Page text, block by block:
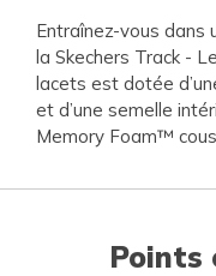
Entraînez-vous
la Skechers Track -
lacets est dotée
et d’une semelle
Memory Foam™
Points